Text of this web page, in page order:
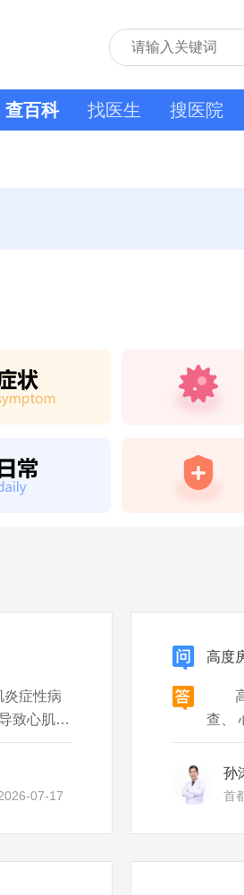
查百科 找医生 搜医院
炎症性病
致心肌缺
导受阻，
炎症性病
07-17
高度
高
查、
者进
2∶1
者进
孙
首